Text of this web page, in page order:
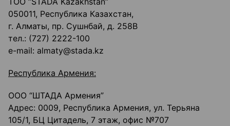
050011, Республика Казахстан,
г. Алматы, пр. Сушнбай, д. 258В
тел.: (727) 2222-100
e-mail: almaty@stada.kz
Республика Армения:
ООО “ШТАДА Армения”
Адрес: 0009, Республика Армения, ул. Терьяна
105/1, БЦ Цитадель, 7 этаж, офис №707